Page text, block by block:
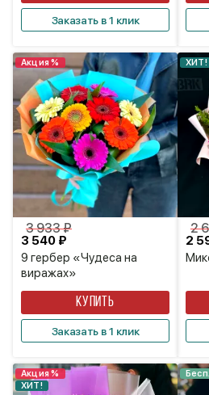
Заказать в 1 клик
Акция %
9 гербер «Чудеса на
виражах»
3 540 ₽
3 933 ₽
КУПИТЬ
Заказать в 1 клик
ХИТ!
2
2
Акция %
ХИТ!